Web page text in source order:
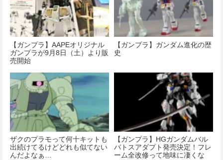
【ガンプラ】AAPEオリジナル
ガンプラが9月8日（土）より販
売開始
【ガンプラ】ガンダム進化の歴
史
ザクのプラモって何十キットも
出続けてるけどどれも似てない
んだよなぁ…
【ガンプラ】HGガンダムバル
バトスアダプト発売決定！フレ
ーム全改修って地味に凄くな